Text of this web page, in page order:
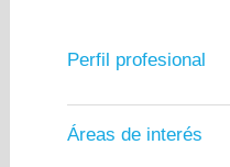
Perfil profesional
Áreas de interés